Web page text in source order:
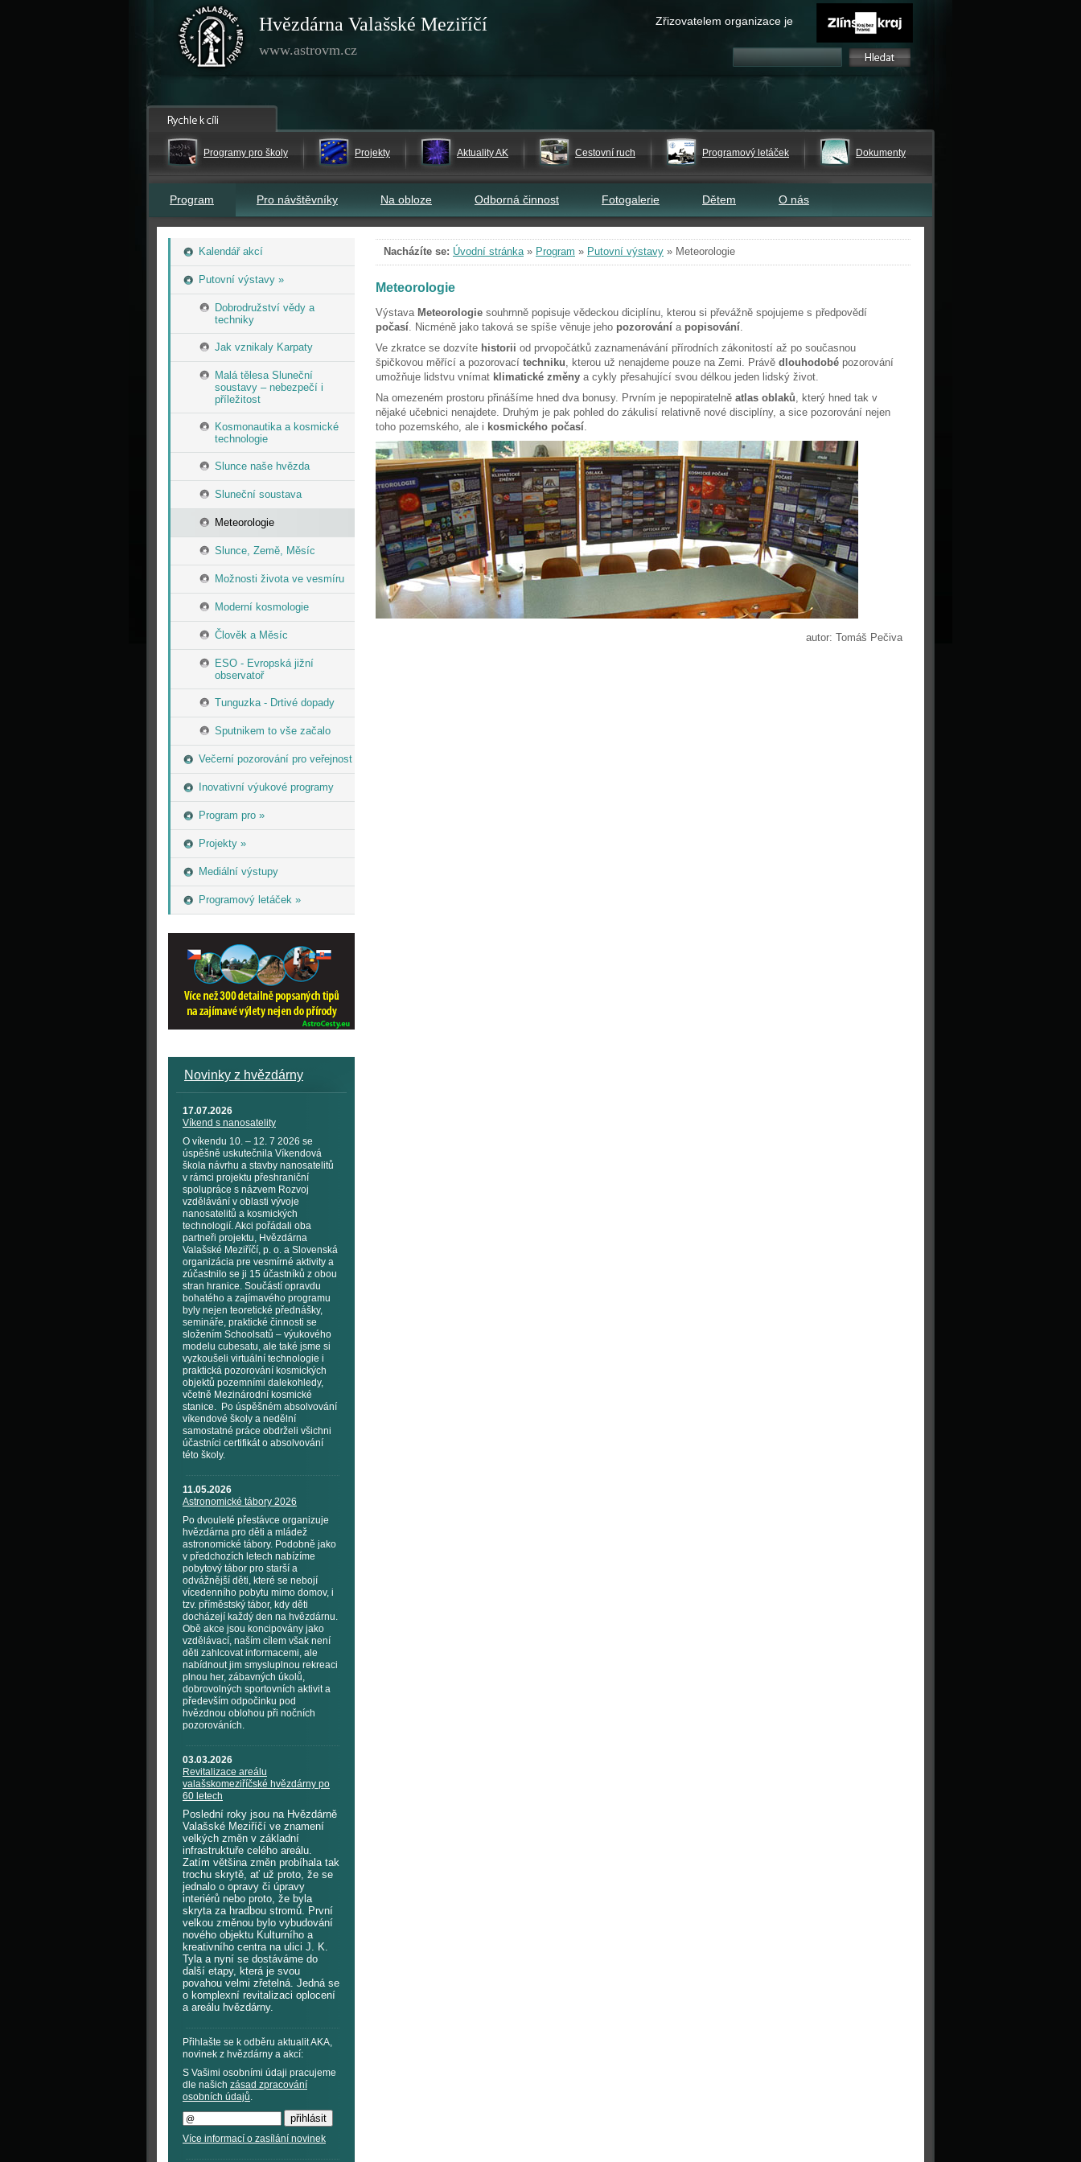
Hvězdárna Valašské Meziříčí
www.astrovm.cz
Zřizovatelem organizace je
Programy pro školy Projekty Aktuality AK Cestovní ruch Programový letáček Dokumenty
Program Pro návštěvníky Na obloze Odborná činnost Fotogalerie Dětem O nás
Kalendář akcí
Putovní výstavy »
Dobrodružství vědy a
techniky
Jak vznikaly Karpaty
Malá tělesa Sluneční
soustavy – nebezpečí i
příležitost
Kosmonautika a kosmické
technologie
Slunce naše hvězda
Sluneční soustava
Meteorologie
Slunce, Země, Měsíc
Možnosti života ve vesmíru
Moderní kosmologie
Člověk a Měsíc
ESO - Evropská jižní
observatoř
Tunguzka - Drtivé dopady
Sputnikem to vše začalo
Večerní pozorování pro veřejnost
Inovativní výukové programy
Program pro »
Projekty »
Mediální výstupy
Programový letáček »
Novinky z hvězdárny
17.07.2026
Víkend s nanosatelity
O víkendu 10. – 12. 7 2026 se
úspěšně uskutečnila Víkendová
škola návrhu a stavby nanosatelitů
v rámci projektu přeshraniční
spolupráce s názvem Rozvoj
vzdělávání v oblasti vývoje
nanosatelitů a kosmických
technologií. Akci pořádali oba
partneři projektu, Hvězdárna
Valašské Meziříčí, p. o. a Slovenská
organizácia pre vesmírné aktivity a
zúčastnilo se ji 15 účastníků z obou
stran hranice. Součástí opravdu
bohatého a zajímavého programu
byly nejen teoretické přednášky,
semináře, praktické činnosti se
složením Schoolsatů – výukového
modelu cubesatu, ale také jsme si
vyzkoušeli virtuální technologie i
praktická pozorování kosmických
objektů pozemními dalekohledy,
včetně Mezinárodní kosmické
stanice. Po úspěšném absolvování
víkendové školy a nedělní
samostatné práce obdrželi všichni
účastníci certifikát o absolvování
této školy.
11.05.2026
Astronomické tábory 2026
Po dvouleté přestávce organizuje
hvězdárna pro děti a mládež
astronomické tábory. Podobně jako
v předchozích letech nabízíme
pobytový tábor pro starší a
odvážnější děti, které se nebojí
vícedenního pobytu mimo domov, i
tzv. příměstský tábor, kdy děti
docházejí každý den na hvězdárnu.
Obě akce jsou koncipovány jako
vzdělávací, naším cílem však není
děti zahlcovat informacemi, ale
nabídnout jim smysluplnou rekreaci
plnou her, zábavných úkolů,
dobrovolných sportovních aktivit a
především odpočinku pod
hvězdnou oblohou při nočních
pozorováních.
03.03.2026
Revitalizace areálu
valašskomeziříčské hvězdárny po
60 letech
Poslední roky jsou na Hvězdárně
Valašské Meziříčí ve znamení
velkých změn v základní
infrastruktuře celého areálu.
Zatím většina změn probíhala tak
trochu skrytě, ať už proto, že se
jednalo o opravy či úpravy
interiérů nebo proto, že byla
skryta za hradbou stromů. První
velkou změnou bylo vybudování
nového objektu Kulturního a
kreativního centra na ulici J. K.
Tyla a nyní se dostáváme do
další etapy, která je svou
povahou velmi zřetelná. Jedná se
o komplexní revitalizaci oplocení
a areálu hvězdárny.
Přihlašte se k odběru aktualit AKA,
novinek z hvězdárny a akcí:
S Vašimi osobními údaji pracujeme
dle našich zásad zpracování
osobních údajů.
Více informací o zasílání novinek
Nacházíte se: Úvodní stránka» Program » Putovní výstavy » Meteorologie
Meteorologie
Výstava Meteorologie souhrnně popisuje vědeckou diciplínu, kterou si převážně spojujeme s předpovědí
počasí. Nicméně jako taková se spíše věnuje jeho pozorování a popisování.
Ve zkratce se dozvíte historii od prvopočátků zaznamenávání přírodních zákonitostí až po současnou
špičkovou měřící a pozorovací techniku, kterou už nenajdeme pouze na Zemi. Právě dlouhodobé pozorování
umožňuje lidstvu vnímat klimatické změny a cykly přesahující svou délkou jeden lidský život.
Na omezeném prostoru přinášíme hned dva bonusy. Prvním je nepopiratelně atlas oblaků, který hned tak v
nějaké učebnici nenajdete. Druhým je pak pohled do zákulisí relativně nové disciplíny, a sice pozorování nejen
toho pozemského, ale i kosmického počasí.
autor: Tomáš Pečiva